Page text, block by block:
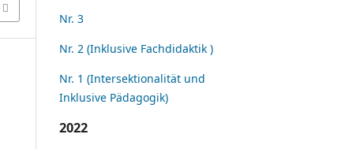
Nr. 3
Nr. 2 (Inklusive Fachdidaktik )
Nr. 1 (Intersektionalität und
Inklusive Pädagogik)
2022